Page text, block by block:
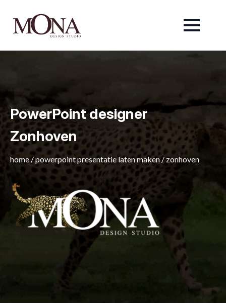
PowerPoint designer
Zonhoven
home /powerpoint presentatie laten maken/ zonhoven